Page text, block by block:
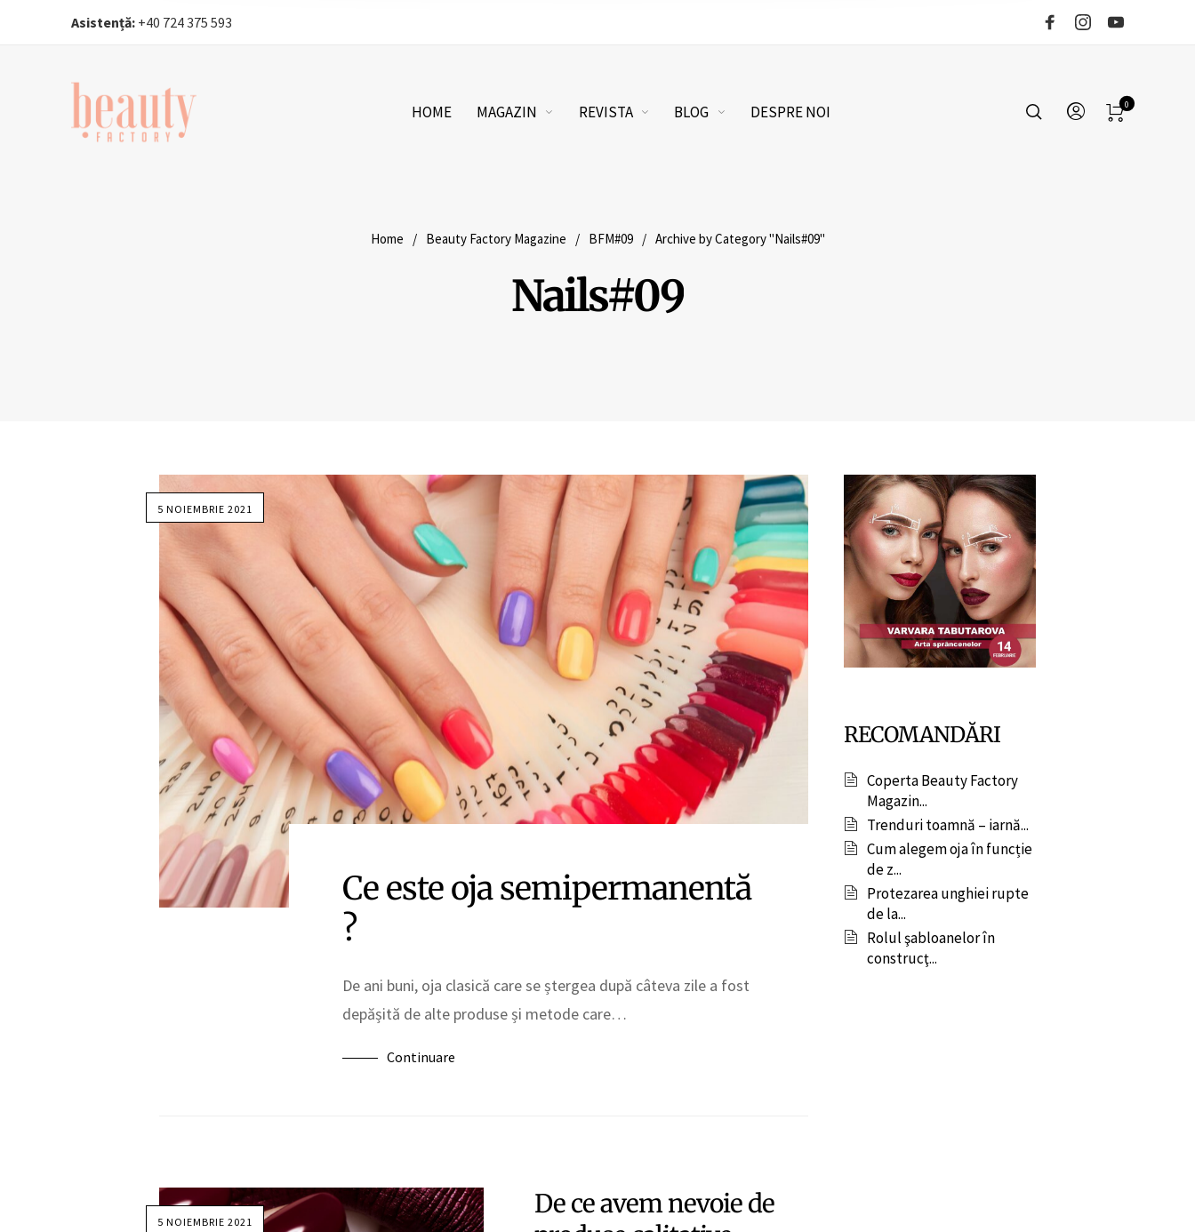
Asistență: +40 724 375 593‬
HOME MAGAZIN REVISTA BLOG DESPRE NOI 0
Home / Beauty Factory Magazine / BFM#09 / Archive by Category "Nails#09"
Nails#09
5 NOIEMBRIE 2021
Ce este oja semipermanentă
?
De ani buni, oja clasică care se ștergea după câteva zile a fost
depășită de alte produse și metode care…
Continuare
5 NOIEMBRIE 2021
De ce avem nevoie de
RECOMANDĂRI
Coperta Beauty Factory
Magazin...
Trenduri toamnă – iarnă...
Cum alegem oja în funcție
de z...
Protezarea unghiei rupte
de la...
Rolul şabloanelor în
construcţ...